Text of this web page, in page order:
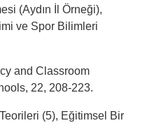
(Aydın İl Örneği),
ve Spor Bilimleri
and Classroom
22, 208-223.
(5), Eğitimsel Bir